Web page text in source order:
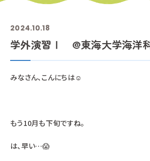
2024.10.18
学外演習Ⅰ @東海大学海洋
みなさん、こんにちは☺
もう10月も下旬ですね。
は、早い…😱